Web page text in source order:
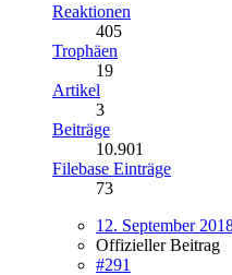
Reaktionen
405
Trophäen
19
Artikel
3
Beiträge
10.901
Filebase Einträge
73
12. September
Offizieller Beitrag
#291